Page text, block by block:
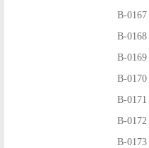
B-0167
B-0168
B-0169
B-0170
B-0171
B-0172
B-0173